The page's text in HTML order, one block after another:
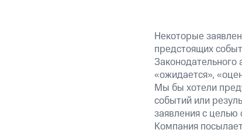
Некоторые
предстоящих
«ожидается»,
Мы бы хотели
событий или
заявления с
Компания